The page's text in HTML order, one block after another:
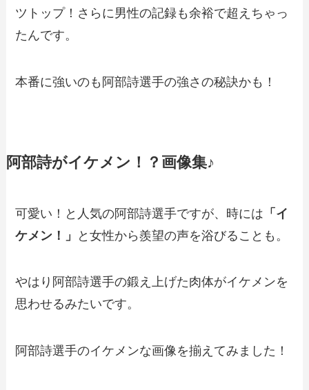
ツトップ！さらに男性の記録も余裕で超えちゃっ
たんです。
本番に強いのも阿部詩選手の強さの秘訣かも！
阿部詩がイケメン！？画像集♪
可愛い！と人気の阿部詩選手ですが、時には 「イ
ケメン！」
と女性から羨望の声を浴びることも。
やはり阿部詩選手の鍛え上げた肉体がイケメンを
思わせるみたいです。
阿部詩選手のイケメンな画像を揃えてみました！